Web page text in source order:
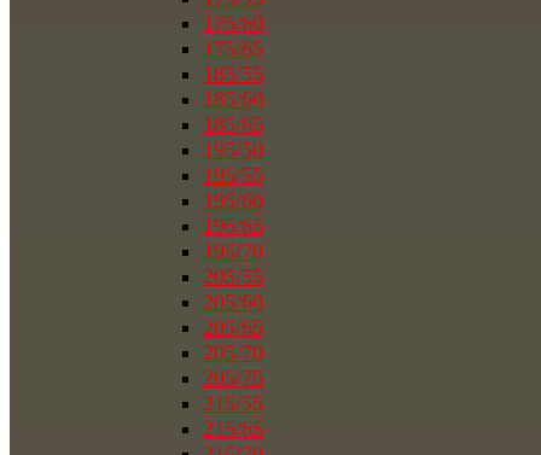
175/60
175/65
185/55
185/60
185/65
195/50
195/55
195/60
195/65
195/70
205/55
205/60
205/65
205/70
205/75
215/55
215/65